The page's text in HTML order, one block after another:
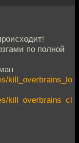
по полной
kill_overbrains_lo
kill_overbrains_cl